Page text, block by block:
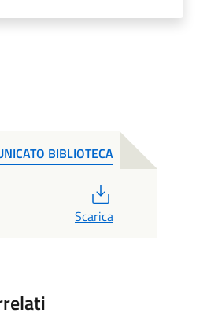
BIBLIOTECA
Scarica